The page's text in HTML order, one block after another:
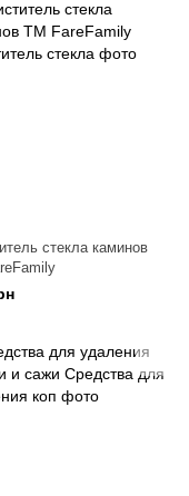
стекла каминов